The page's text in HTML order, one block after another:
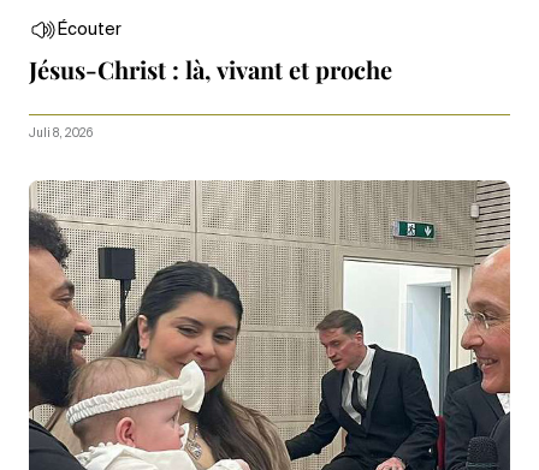
Écouter
Jésus-Christ : là, vivant et proche
Juli 8, 2026